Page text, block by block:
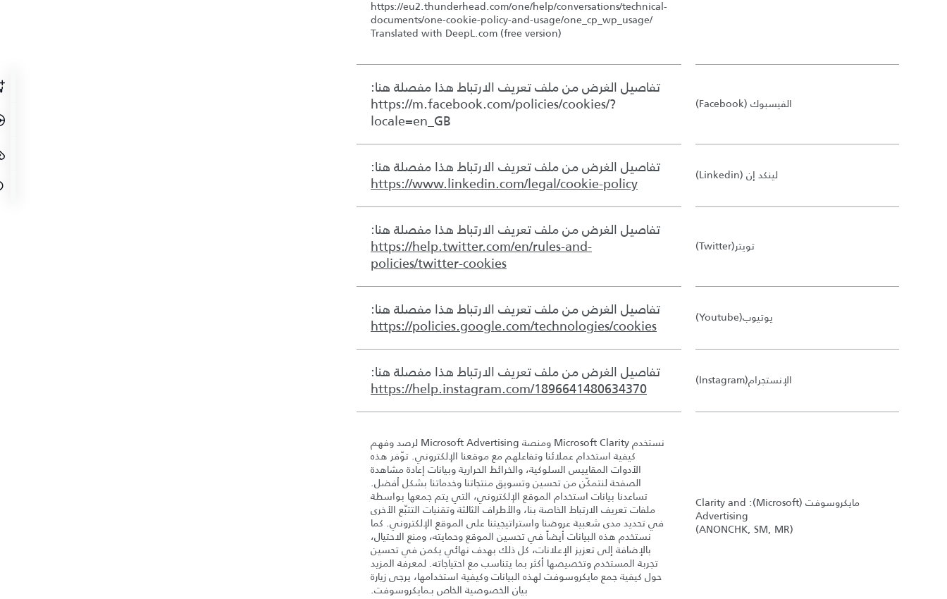
https://eu2.thunderhead.com/one/help/conversations/technical-
documents/one-cookie-policy-and-usage/one_cp_wp_usage/
Translated with DeepL.com (free version)
الفيسبوك (Facebook)
تفاصيل الغرض من ملف تعريف الارتباط هذا مفصلة هنا:
https://m.facebook.com/policies/cookies/?
locale=en_GB
لينكد إن (Linkedin)
تفاصيل الغرض من ملف تعريف الارتباط هذا مفصلة هنا:
https://www.linkedin.com/legal/cookie-policy
تويتر(Twitter)
تفاصيل الغرض من ملف تعريف الارتباط هذا مفصلة هنا:
https://help.twitter.com/en/rules-and-
policies/twitter-cookies
يوتيوب(Youtube)
تفاصيل الغرض من ملف تعريف الارتباط هذا مفصلة هنا:
https://policies.google.com/technologies/cookies
الإنستجرام(Instagram)
تفاصيل الغرض من ملف تعريف الارتباط هذا مفصلة هنا:
https://help.instagram.com/1896641480634370
مايكروسوفت
(Microsoft): Clarity and
Advertising
(ANONCHK, SM, MR)
نستخدم Microsoft Clarity ومنصة Microsoft Advertising لرصد وفهم
كيفية استخدام عملائنا وتفاعلهم مع موقعنا الإلكتروني. توّفر هذه
الأدوات المقاييس السلوكية، والخرائط الحرارية وبيانات إعادة مشاهدة
الصفحة لنتمكّن من تحسين وتسويق منتجاتنا وخدماتنا بشكل أفضل.
تساعدنا بيانات استخدام الموقع الإلكتروني، التي يتم جمعها بواسطة
ملفات تعريف الارتباط الخاصة بنا، والأطراف الثالثة وتقنيات التتبّع الأخرى
في تحديد مدى شعبية عروضنا واستراتيجيتنا على الموقع الإلكتروني. كما
نستخدم هذه البيانات أيضاً في تحسين الموقع وحمايته، ومنع الاحتيال،
بالإضافة إلى تعزيز الإعلانات، كل ذلك بهدف نهائي يكمن في تحسين
تجربة المستخدم وتخصيصها أكثر بما يتناسب مع احتياجاته. لمعرفة المزيد
حول كيفية جمع مايكروسوفت لهذه البيانات وكيفية استخدامها، يرجى زيارة
بيان الخصوصية الخاص بـمايكروسوفت.